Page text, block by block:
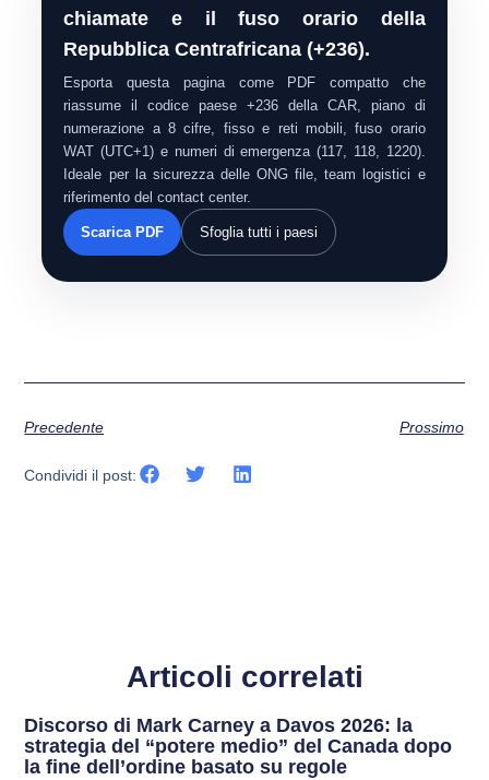
chiamate e il fuso orario della
Repubblica Centrafricana (+236).
Esporta questa pagina come PDF compatto che
riassume il codice paese +236 della CAR, piano di
numerazione a 8 cifre, fisso e reti mobili, fuso orario
WAT (UTC+1) e numeri di emergenza (117, 118, 1220).
Ideale per la sicurezza delle ONG file, team logistici e
riferimento del contact center.
Scarica PDF Sfoglia tutti i paesi
Precedente Prossimo
Condividi il post:
Articoli correlati
Discorso di Mark Carney a Davos 2026: la
strategia del “potere medio” del Canada dopo
la fine dell’ordine basato su regole